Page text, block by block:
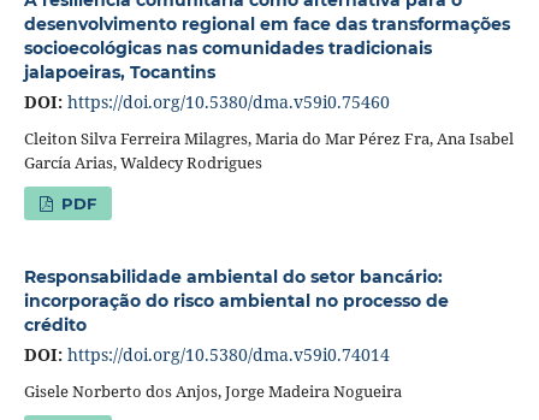
desenvolvimento regional em face das transformações
socioecológicas nas comunidades tradicionais
jalapoeiras, Tocantins
DOI: https://doi.org/10.5380/dma.v59i0.75460
Cleiton Silva Ferreira Milagres, Maria do Mar Pérez Fra, Ana Isabel
García Arias, Waldecy Rodrigues
PDF
Responsabilidade ambiental do setor bancário:
incorporação do risco ambiental no processo de
crédito
DOI: https://doi.org/10.5380/dma.v59i0.74014
Gisele Norberto dos Anjos, Jorge Madeira Nogueira